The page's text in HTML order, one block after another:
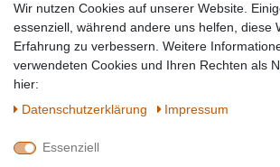
SICHER EINKAUFEN
QUALITÄT
WIR
Wir nutzen Cookies auf unserer Website.
essenziell, während andere uns helfen, diese
Erfahrung zu verbessern. Weitere
verwendeten Cookies und Ihren Rechten als
hier:
Daten­schutz­erklärung
Impressum
Essenziell